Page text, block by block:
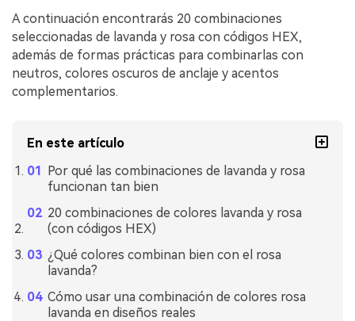
A continuación encontrarás 20 combinaciones
seleccionadas de lavanda y rosa con códigos HEX,
además de formas prácticas para combinarlas con
neutros, colores oscuros de anclaje y acentos
complementarios.
En este artículo
Por qué las combinaciones de lavanda y rosa
funcionan tan bien
20 combinaciones de colores lavanda y rosa
(con códigos HEX)
¿Qué colores combinan bien con el rosa
lavanda?
Cómo usar una combinación de colores rosa
lavanda en diseños reales